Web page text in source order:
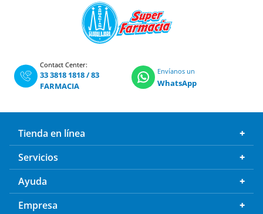
Contact Center:
33 3818 1818/83
FARMACIA
Envíanos un
WhatsApp
Tienda en línea
Servicios
Ayuda
Empresa